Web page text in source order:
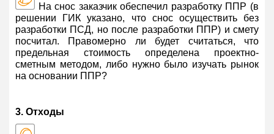
На снос заказчик обеспечил разработку ППР (в
решении ГИК указано, что снос осуществить без
разработки ПСД, но после разработки ППР) и смету
посчитал. Правомерно ли будет считаться, что
предельная стоимость определена проектно-
сметным методом, либо нужно было изучать рынок
на основании ППР?
3. Отходы